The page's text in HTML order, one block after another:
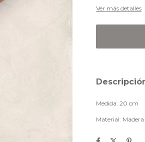
Ver más detalles
Medida: 20 cm
Material: Madera